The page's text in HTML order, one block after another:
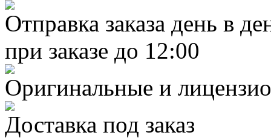
Отправка заказа день в
при заказе до 12:00
Оригинальные и
Доставка под заказ